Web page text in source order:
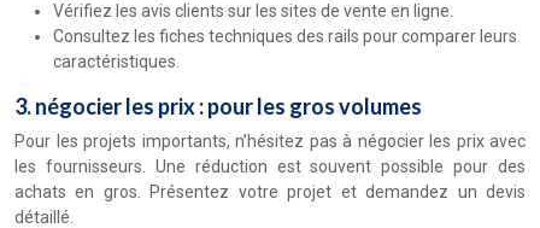
Vérifiez les avis clients sur les sites de vente en ligne.
Consultez les fiches techniques des rails pour comparer leurs
caractéristiques.
3. négocier les prix : pour les gros volumes
Pour les projets importants, n’hésitez pas à négocier les prix avec
les fournisseurs. Une réduction est souvent possible pour des
achats en gros. Présentez votre projet et demandez un devis
détaillé.